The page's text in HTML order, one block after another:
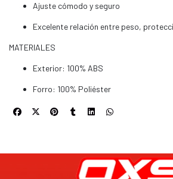
Ajuste cómodo y seguro
Excelente relación entre peso,
MATERIALES
Exterior: 100% ABS
Forro: 100% Poliéster